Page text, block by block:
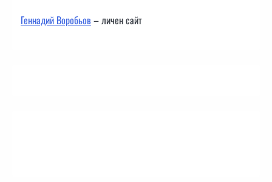
Геннадий Воробьов– личен сайт